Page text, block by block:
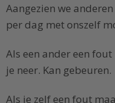
Aangezien we
per dag met onszelf
Als een ander een
je neer. Kan gebeuren.
Als je zelf een fout